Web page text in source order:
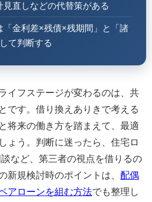
直しなどの代替策がある
「金利差×残債×残期間」と「諸
て判断する
イフステージが変わるのは、共
です。借り換えありきで考える
将来の働き方を踏まえて、最適
ょう。判断に迷ったら、住宅ロ
など、第三者の視点を借りるの
新規検討時のポイントは、 配偶
アローンを組む方法でも整理し